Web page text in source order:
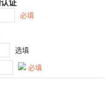
认证
必填
选填
必填